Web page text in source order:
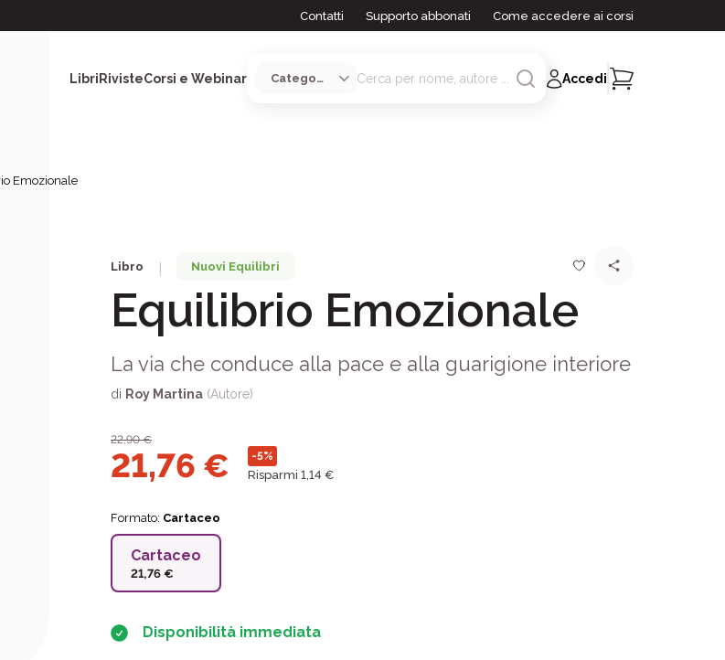
Contatti Supporto abbonati Come accedere ai corsi
LibriRivisteCorsi e Webinar Accedi
Emozionale
Libro Nuovi Equilibri
Equilibrio Emozionale
La via che conduce alla pace e alla guarigione interiore
di Roy Martina (Autore)
22,90€
21,76 € -5%
Risparmi 1,14 €
Formato: Cartaceo
Cartaceo
21,76 €
Disponibilità immediata